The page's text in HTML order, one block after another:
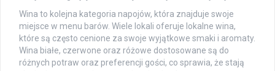
Wina to kolejna kategoria napojów, która znajduje swoje
miejsce w menu barów. Wiele lokali oferuje lokalne wina,
które są często cenione za swoje wyjątkowe smaki i aromaty.
Wina białe, czerwone oraz różowe dostosowane są do
różnych potraw oraz preferencji gości, co sprawia, że stają